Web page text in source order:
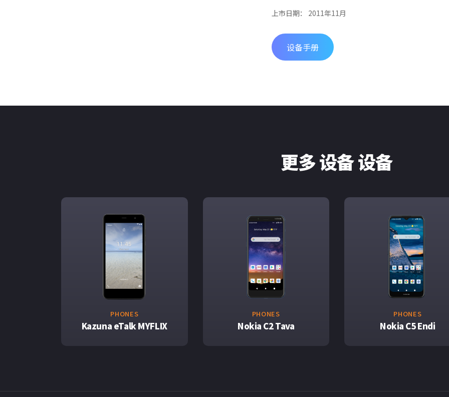
上市日期： 2011年11月
设备手册
更多 设备 设备
PHONES
Kazuna eTalk MYFLIX
PHONES
Nokia C2 Tava
PHONES
Nokia C5 Endi